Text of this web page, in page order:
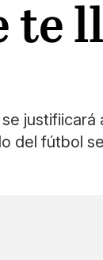
te
justifiicará
fútbol se